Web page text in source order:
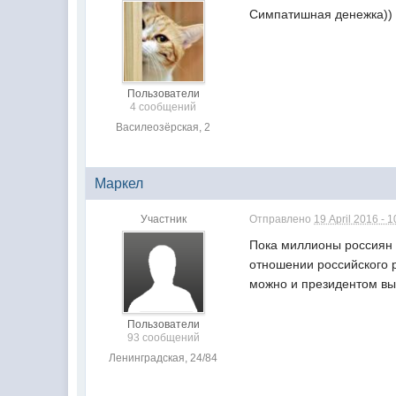
Пользователи
4 сообщений
Василеозёрская, 2
Симпатишная денежка))
Маркел
Участник
Пользователи
93 сообщений
Ленинградская, 24/84
Отправлено 19 April 2016 -
Пока миллионы россиян
отношении
можно и президентом